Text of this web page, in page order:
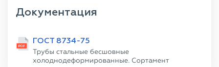
Документация
ГОСТ 8734-75
Трубы стальные бесшовные
холоднодеформированные. Сортамент